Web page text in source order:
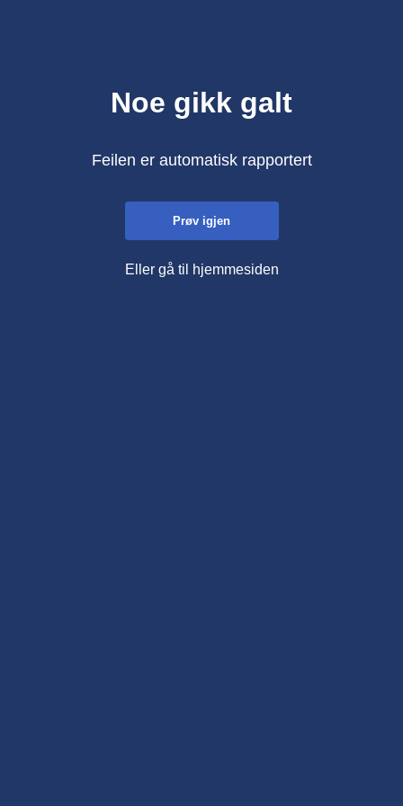
Noe gikk galt
Feilen er automatisk rapportert
Prøv igjen
Eller gå til hjemmesiden